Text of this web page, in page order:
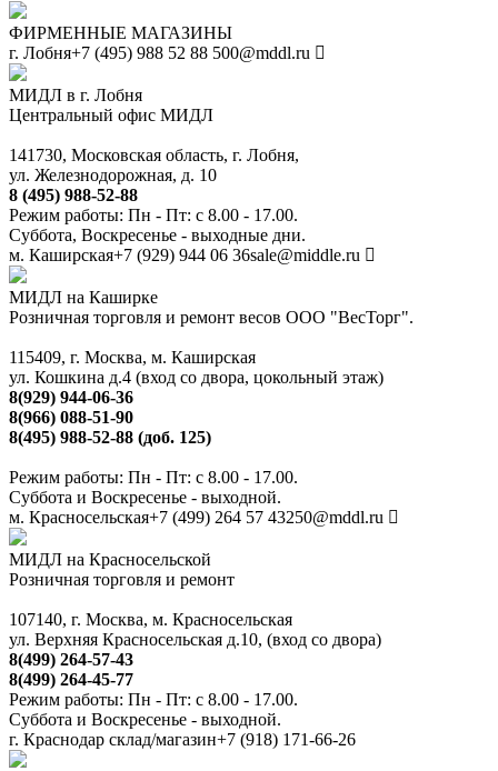
ФИРМЕННЫЕ МАГАЗИНЫ
г. Лобня+7 (495) 988 52 88 500@mddl.ru
МИДЛ в г. Лобня
Центральный офис МИДЛ
141730, Московская область, г. Лобня,
ул. Железнодорожная, д. 10
8 (495) 988-52-88
Режим работы: Пн - Пт: с 8.00 - 17.00.
Суббота, Воскресенье - выходные дни.
м. Каширская+7 (929) 944 06 36sale@middle.ru
МИДЛ на Каширке
Розничная торговля и ремонт весов ООО "ВесТорг".
115409, г. Москва, м. Каширская
ул. Кошкина д.4 (вход со двора, цокольный этаж)
8(929) 944-06-36
8(966) 088-51-90
8(495) 988-52-88 (доб. 125)
Режим работы: Пн - Пт: с 8.00 - 17.00.
Суббота и Воскресенье - выходной.
м. Красносельская+7 (499) 264 57 43250@mddl.ru
МИДЛ на Красносельской
Розничная торговля и ремонт
107140, г. Москва, м. Красносельская
ул. Верхняя Красносельская д.10, (вход со двора)
8(499) 264-57-43
8(499) 264-45-77
Режим работы: Пн - Пт: с 8.00 - 17.00.
Суббота и Воскресенье - выходной.
г. Краснодар склад/магазин+7 (918) 171-66-26